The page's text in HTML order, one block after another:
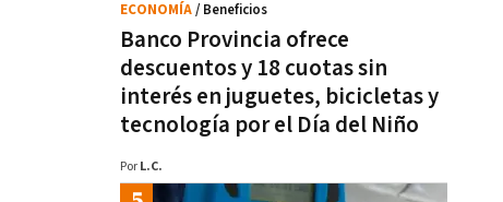
Banco Provincia ofrece
descuentos y 18 cuotas sin
interés en juguetes, bicicletas y
tecnología por el Día del Niño
ECONOMÍA/ Beneficios
Por L.C.